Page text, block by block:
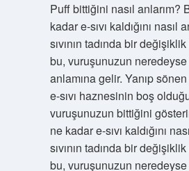
Puff bittiğini nasıl anlarım?
kadar e-sıvı kaldığını nasıl
sıvının tadında bir
bu, vuruşunuzun
anlamına gelir. Yanıp sönen
e-sıvı haznesinin boş
vuruşunuzun bittiğini
ne kadar e-sıvı kaldığını
sıvının tadında bir
bu, vuruşunuzun